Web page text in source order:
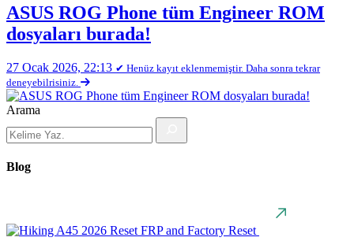
ASUS ROG Phone tüm Engineer ROM
dosyaları burada!
27 Ocak 2026, 22:13 ✔ Henüz kayıt eklenmemiştir. Daha sonra tekrar
deneyebilrisiniz.
Arama
Blog